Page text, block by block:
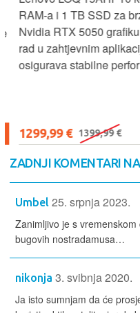
RAM-a i 1 TB SSD za
Nvidia RTX 5050 grafiku
rad u zahtjevnim
osigurava stabilne
1299,99 € 1399,99 €
ZADNJI KOMENTARI
Umbel 25. srpnja 2023.
Zanimljivo je s
bugovih nostradamusa…
nikonja 3. svibnja 2020.
Ja isto sumnjam da će